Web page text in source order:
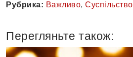
Рубрика: Важливо, Суспільство
Перегляньте також: